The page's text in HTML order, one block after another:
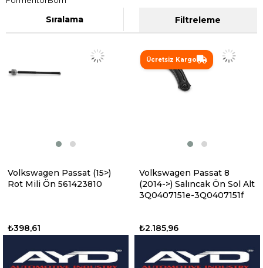
Filtreleme
Sıralama
Volkswagen Passat (15>)
Rot Mili Ön 561423810
₺398,61
Ücretsiz Kargo
Volkswagen Passat 8
(2014->) Salıncak Ön Sol Alt
3Q0407151e-3Q0407151f
₺2.185,96